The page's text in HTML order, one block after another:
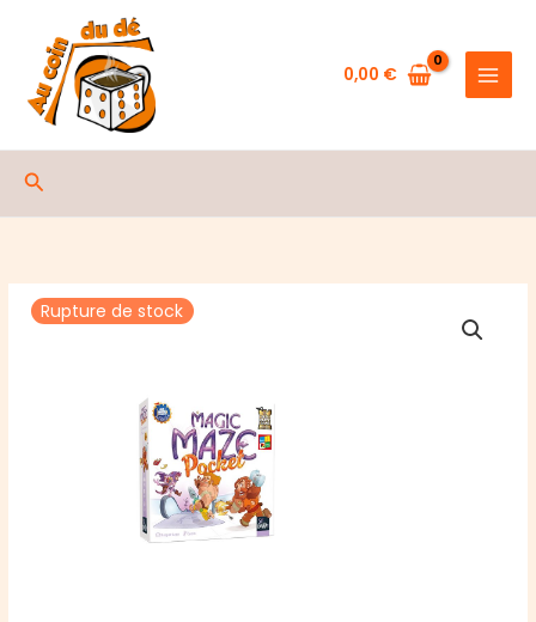
contenu
0,00 €
Rechercher
Rupture de stock